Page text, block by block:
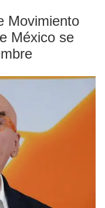
Movimiento
México se